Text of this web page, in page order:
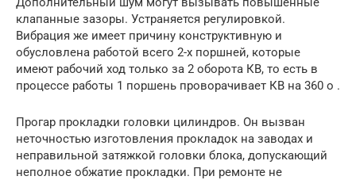
клапанные зазоры. Устраняется регулировкой.
Вибрация же имеет причину конструктивную и
обусловлена работой всего 2-х поршней, которые
имеют рабочий ход только за 2 оборота КВ, то есть в
процессе работы 1 поршень проворачивает КВ на 360 о .
Прогар прокладки головки цилиндров. Он вызван
неточностью изготовления прокладок на заводах и
неправильной затяжкой головки блока, допускающий
неполное обжатие прокладки. При ремонте не